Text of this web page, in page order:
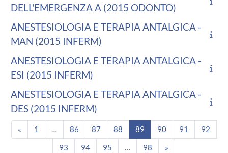
DELL'EMERGENZA A (2015 ODONTO)
ANESTESIOLOGIA E TERAPIA ANTALGICA -
MAN (2015 INFERM)
ANESTESIOLOGIA E TERAPIA ANTALGICA -
ESI (2015 INFERM)
ANESTESIOLOGIA E TERAPIA ANTALGICA -
DES (2015 INFERM)
« Pagina precedente
1 … 86 Pagina 86
87 Pagina 87
88 Pagina 88
89 Pagina 89
90Pagina 90
91 Pagina 91
92
93 Pagina 93
94Pagina 94
95 Pagina 95
… 98 Pagina 98
»